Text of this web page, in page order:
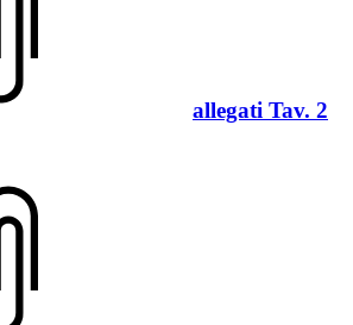
allegati Tav. 2